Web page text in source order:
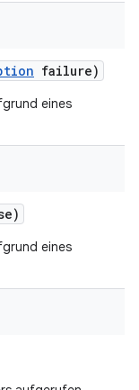
failure)
eines
eines